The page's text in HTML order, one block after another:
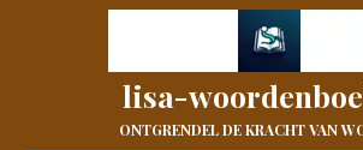
lisa-
ONTGRENDEL DE KRACHT VAN